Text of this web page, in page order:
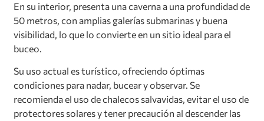
En su interior, presenta una caverna a una profundidad de
50 metros, con amplias galerías submarinas y buena
visibilidad, lo que lo convierte en un sitio ideal para el
buceo.
Su uso actual es turístico, ofreciendo óptimas
condiciones para nadar, bucear y observar. Se
recomienda el uso de chalecos salvavidas, evitar el uso de
protectores solares y tener precaución al descender las